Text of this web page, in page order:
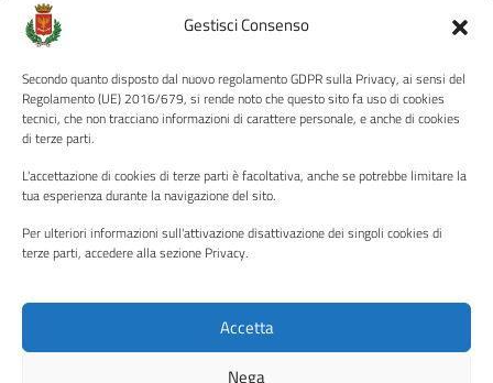
Gestisci Consenso
Secondo quanto disposto dal nuovo regolamento GDPR sulla Privacy, ai sensi del
Regolamento (UE) 2016/679, si rende noto che questo sito fa uso di cookies
tecnici, che non tracciano informazioni di carattere personale, e anche di cookies
di terze parti.
L'accettazione di cookies di terze parti è facoltativa, anche se potrebbe limitare la
tua esperienza durante la navigazione del sito.
Per ulteriori informazioni sull'attivazione disattivazione dei singoli cookies di
terze parti, accedere alla sezione Privacy.
Accetta
Nega
Amministrazione Trasparente
Albo pretorio
Informativa privacy
Note legali
Piano di miglioramento del sito
Instagram